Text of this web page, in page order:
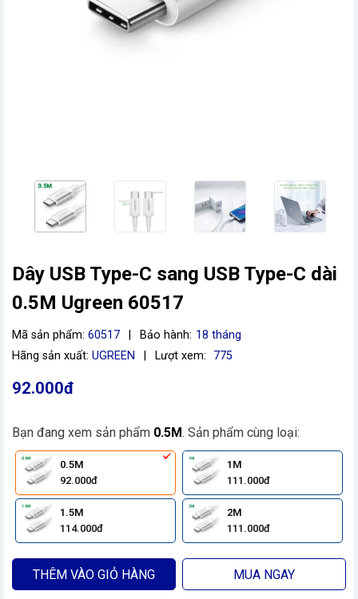
Dây USB Type-C sang USB Type-C dài
0.5M Ugreen 60517
Mã sản phẩm: 60517 Bảo hành: 18 tháng
Hãng sản xuất: UGREEN Lượt xem: 775
92.000đ
Bạn đang xem sản phẩm 0.5M. Sản phẩm cùng loại:
0.5M
92.000đ
1M
111.000đ
1.5M
114.000đ
2M
111.000đ
THÊM VÀO GIỎ HÀNG MUA NGAY